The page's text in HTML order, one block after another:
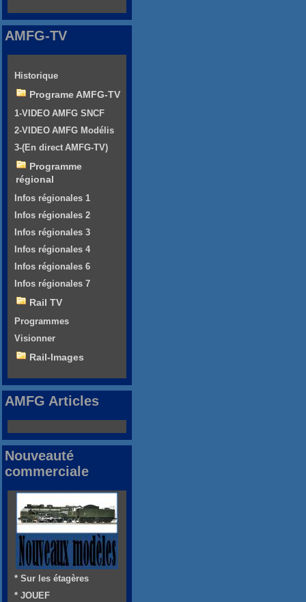
AMFG-TV
Historique
Programe AMFG-TV
1-VIDEO AMFG SNCF
2-VIDEO AMFG Modélis
3-(En direct AMFG-TV)
Programme
régional
Infos régionales 1
Infos régionales 2
Infos régionales 3
Infos régionales 4
Infos régionales 6
Infos régionales 7
Rail TV
Programmes
Visionner
Rail-Images
AMFG Articles
Nouveauté
commerciale
* Sur les étagères
* JOUEF